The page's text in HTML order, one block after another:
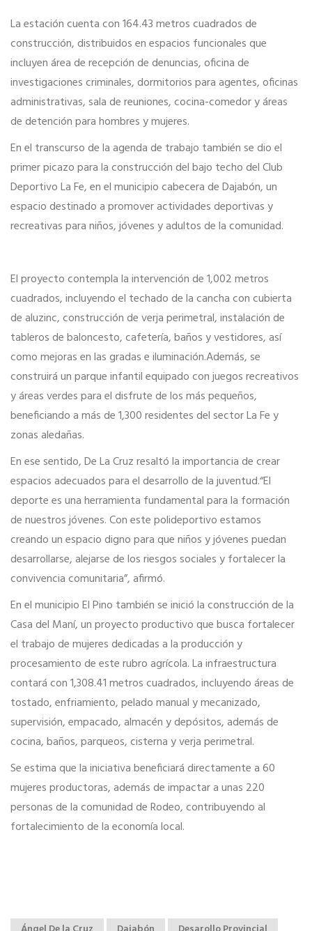
La estación cuenta con 164.43 metros cuadrados de
construcción, distribuidos en espacios funcionales que
incluyen área de recepción de denuncias, oficina de
investigaciones criminales, dormitorios para agentes, oficinas
administrativas, sala de reuniones, cocina-comedor y áreas
de detención para hombres y mujeres.
En el transcurso de la agenda de trabajo también se dio el
primer picazo para la construcción del bajo techo del Club
Deportivo La Fe, en el municipio cabecera de Dajabón, un
espacio destinado a promover actividades deportivas y
recreativas para niños, jóvenes y adultos de la comunidad.
El proyecto contempla la intervención de 1,002 metros
cuadrados, incluyendo el techado de la cancha con cubierta
de aluzinc, construcción de verja perimetral, instalación de
tableros de baloncesto, cafetería, baños y vestidores, así
como mejoras en las gradas e iluminación.Además, se
construirá un parque infantil equipado con juegos recreativos
y áreas verdes para el disfrute de los más pequeños,
beneficiando a más de 1,300 residentes del sector La Fe y
zonas aledañas.
En ese sentido, De La Cruz resaltó la importancia de crear
espacios adecuados para el desarrollo de la juventud.“El
deporte es una herramienta fundamental para la formación
de nuestros jóvenes. Con este polideportivo estamos
creando un espacio digno para que niños y jóvenes puedan
desarrollarse, alejarse de los riesgos sociales y fortalecer la
convivencia comunitaria”, afirmó.
En el municipio El Pino también se inició la construcción de la
Casa del Maní, un proyecto productivo que busca fortalecer
el trabajo de mujeres dedicadas a la producción y
procesamiento de este rubro agrícola. La infraestructura
contará con 1,308.41 metros cuadrados, incluyendo áreas de
tostado, enfriamiento, pelado manual y mecanizado,
supervisión, empacado, almacén y depósitos, además de
cocina, baños, parqueos, cisterna y verja perimetral.
Se estima que la iniciativa beneficiará directamente a 60
mujeres productoras, además de impactar a unas 220
personas de la comunidad de Rodeo, contribuyendo al
fortalecimiento de la economía local.